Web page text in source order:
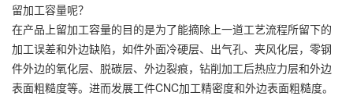
留加工容量呢？
在产品上留加工容量的目的是为了能摘除上一道工艺流程所留下的
加工误差和外边缺陷，如件外面冷硬层、出气孔、夹风化层，零钢
件外边的氧化层、脱碳层、外边裂痕，钻削加工后热应力层和外边
表面粗糙度等。进而发展工件CNC加工精密度和外边表面粗糙度。